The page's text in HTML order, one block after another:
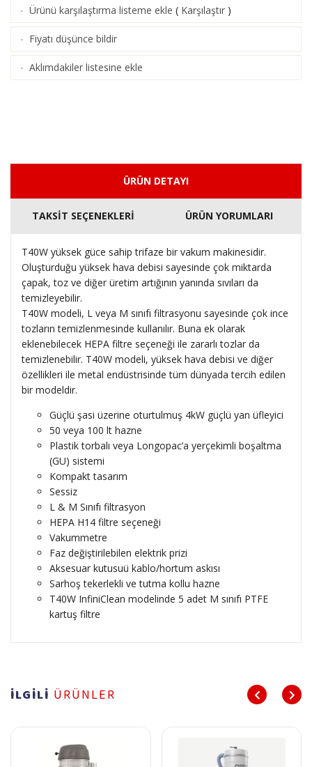
· Ürünü karşılaştırma listeme ekle ( Karşılaştır )
· Fiyatı düşünce bildir
· Aklımdakiler listesine ekle
ÜRÜN DETAYI
TAKSİT SEÇENEKLERİ ÜRÜN YORUMLARI
T40W yüksek güce sahip trifaze bir vakum makinesidir.
Oluşturduğu yüksek hava debisi sayesinde çok miktarda
çapak, toz ve diğer üretim artığının yanında sıvıları da
temizleyebilir.
T40W modeli, L veya M sınıfı filtrasyonu sayesinde çok ince
tozların temizlenmesinde kullanılır. Buna ek olarak
eklenebilecek HEPA filtre seçeneği ile zararlı tozlar da
temizlenebilir. T40W modeli, yüksek hava debisi ve diğer
özellikleri ile metal endüstrisinde tüm dünyada tercih edilen
bir modeldir.
Güçlü şasi üzerine oturtulmuş 4kW güçlü yan üfleyici
50 veya 100 lt hazne
Plastik torbalı veya Longopac’a yerçekimli boşaltma
(GU) sistemi
Kompakt tasarım
Sessiz
L & M Sınıfı filtrasyon
HEPA H14 filtre seçeneği
Vakummetre
Faz değiştirilebilen elektrik prizi
Aksesuar kutusuü kablo/hortum askısı
Sarhoş tekerlekli ve tutma kollu hazne
T40W InfiniClean modelinde 5 adet M sınıfı PTFE
kartuş filtre
İLGİLİ ÜRÜNLER